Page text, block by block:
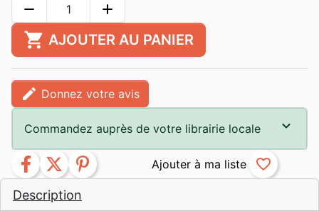
Description
remove add
shopping_cart AJOUTER AU PANIER
edit Donnez votre avis
Commandez auprès de votre librairie locale
facebook twitter pinterest favorite_border